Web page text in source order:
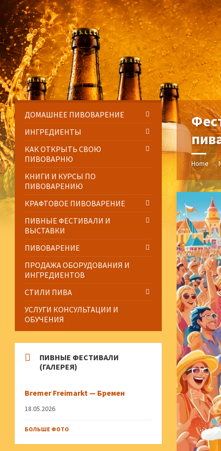
to
content
to
left
sidebar
to
right
sidebar
to
footer
Home /
ДОМАШНЕЕ ПИВОВАРЕНИЕ
ИНГРЕДИЕНТЫ
КАК ОТКРЫТЬ СВОЮ
ПИВОВАРНЮ
КНИГИ И КУРСЫ ПО
ПИВОВАРЕНИЮ
КРАФТОВОЕ ПИВОВАРЕНИЕ
ПИВНЫЕ ФЕСТИВАЛИ И
ВЫСТАВКИ
ПИВОВАРЕНИЕ
ПРОДАЖА ОБОРУДОВАНИЯ И
ИНГРЕДИЕНТОВ
СТИЛИ ПИВА
УСЛУГИ КОНСУЛЬТАЦИИ И
ОБУЧЕНИЯ
ПИВНЫЕ ФЕСТИВАЛИ
(ГАЛЕРЕЯ)
Bremer Freimarkt — Бремен
18.05.2026
БОЛЬШЕ ФОТО